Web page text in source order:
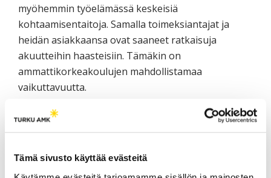
Tämä sivusto käyttää evästeitä
myöhemmin työelämässä keskeisiä
kohtaamisentaitoja. Samalla toimeksiantajat ja
heidän asiakkaansa ovat saaneet ratkaisuja
akuutteihin haasteisiin. Tämäkin on
ammattikorkeakoulujen mahdollistamaa
vaikuttavuutta.
Myös kansainvälistymisen kautta aukeaa näköalaa
ammattikorkeakoulujen vaikuttavuudelle.
kumppaniensa kanssa eurooppalainen vaikuttaja.